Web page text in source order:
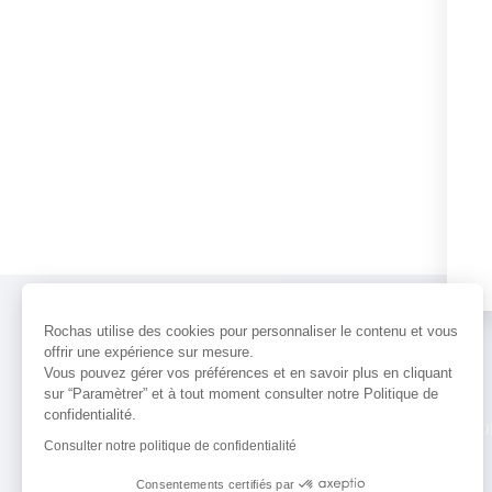
Rochas utilise des cookies pour personnaliser le contenu et vous
offrir une expérience sur mesure.
Vous pouvez gérer vos préférences et en savoir plus en cliquant
sur “Paramètrer” et à tout moment consulter notre Politique de
confidentialité.
Consulter notre politique de confidentialité
Consentements certifiés par